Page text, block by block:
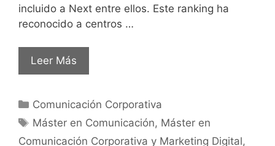
incluido a Next entre ellos. Este ranking ha
reconocido a centros …
Leer Más
Comunicación Corporativa
Máster en Comunicación, Máster en
Comunicación Corporativa y Marketing Digital,